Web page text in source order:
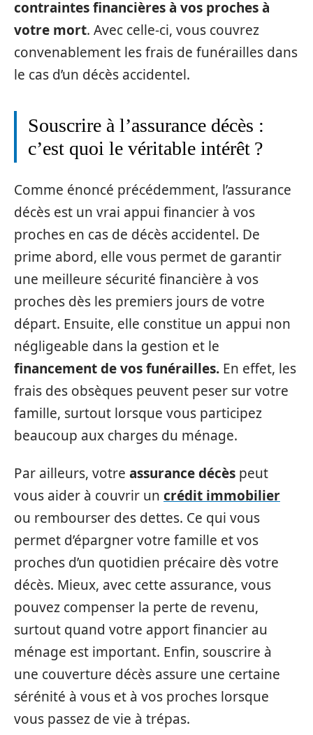
contraintes financières à vos proches à
votre mort. Avec celle-ci, vous couvrez
convenablement les frais de funérailles dans
le cas d’un décès accidentel.
Souscrire à l’assurance décès :
c’est quoi le véritable intérêt ?
Comme énoncé précédemment, l’assurance
décès est un vrai appui financier à vos
proches en cas de décès accidentel. De
prime abord, elle vous permet de garantir
une meilleure sécurité financière à vos
proches dès les premiers jours de votre
départ. Ensuite, elle constitue un appui non
négligeable dans la gestion et le
financement de vos funérailles. En effet, les
frais des obsèques peuvent peser sur votre
famille, surtout lorsque vous participez
beaucoup aux charges du ménage.
Par ailleurs, votre assurance décès peut
vous aider à couvrir un crédit immobilier
ou rembourser des dettes. Ce qui vous
permet d’épargner votre famille et vos
proches d’un quotidien précaire dès votre
décès. Mieux, avec cette assurance, vous
pouvez compenser la perte de revenu,
surtout quand votre apport financier au
ménage est important. Enfin, souscrire à
une couverture décès assure une certaine
sérénité à vous et à vos proches lorsque
vous passez de vie à trépas.